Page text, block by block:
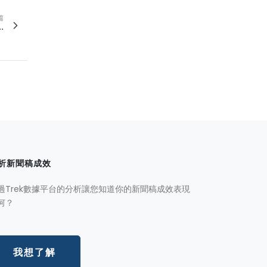
新聞稿成效
Trek數據平台的分析讓您知道你的新聞稿成效表現
？
我想了解